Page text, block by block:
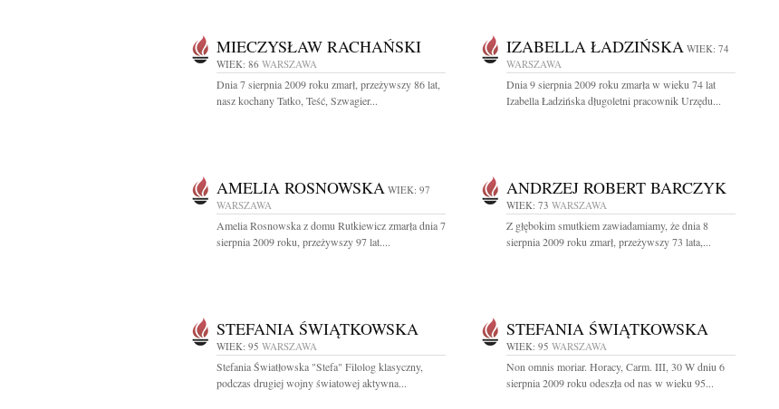
MIECZYSŁAW RACHAŃSKI
WIEK: 86 WARSZAWA
Dnia 7 sierpnia 2009 roku zmarł, przeżywszy 86 lat,
nasz kochany Tatko, Teść, Szwagier...
IZABELLA ŁADZIŃSKA WIEK: 74
WARSZAWA
Dnia 9 sierpnia 2009 roku zmarła w wieku 74 lat
Izabella Ładzińska długoletni pracownik Urzędu...
AMELIA ROSNOWSKA WIEK: 97
WARSZAWA
Amelia Rosnowska z domu Rutkiewicz zmarła dnia 7
sierpnia 2009 roku, przeżywszy 97 lat....
ANDRZEJ ROBERT BARCZYK
WIEK: 73 WARSZAWA
Z głębokim smutkiem zawiadamiamy, że dnia 8
sierpnia 2009 roku zmarł, przeżywszy 73 lata,...
STEFANIA ŚWIĄTKOWSKA
WIEK: 95 WARSZAWA
Stefania Światłowska "Stefa" Filolog klasyczny,
podczas drugiej wojny światowej aktywna...
STEFANIA ŚWIĄTKOWSKA
WIEK: 95 WARSZAWA
Non omnis moriar. Horacy, Carm. III, 30 W dniu 6
sierpnia 2009 roku odeszła od nas w wieku 95...